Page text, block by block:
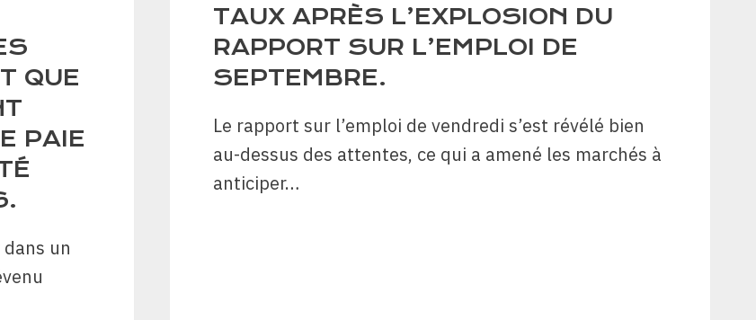
QUE
PAIE
un
TAUX APRÈS L’EXPLOSION DU
RAPPORT SUR L’EMPLOI DE
SEPTEMBRE.
Le rapport sur l’emploi de vendredi s’est révélé bien
au-dessus des attentes, ce qui a amené les marchés à
anticiper…